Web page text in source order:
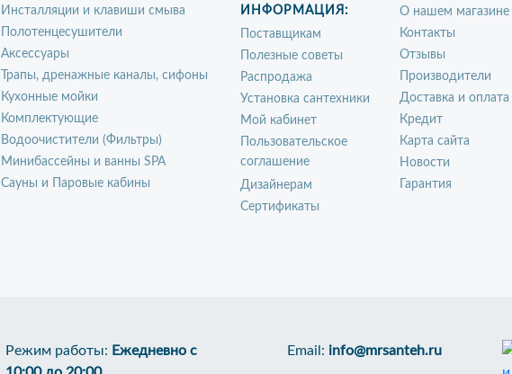
Инсталляции и клавиши смыва
Полотенцесушители
Аксессуары
Трапы, дренажные каналы, сифоны
Кухонные мойки
Комплектующие
Водоочистители (Фильтры)
Минибассейны и ванны SPA
Сауны и Паровые кабины
ИНФОРМАЦИЯ:
Поставщикам
Полезные советы
Распродажа
Установка сантехники
Мой кабинет
Пользовательское
соглашение
Дизайнерам
Сертификаты
О нашем магазине
Контакты
Отзывы
Производители
Доставка и оплата
Кредит
Карта сайта
Новости
Гарантия
Режим работы: Ежедневно с
Email: info@mrsanteh.ru